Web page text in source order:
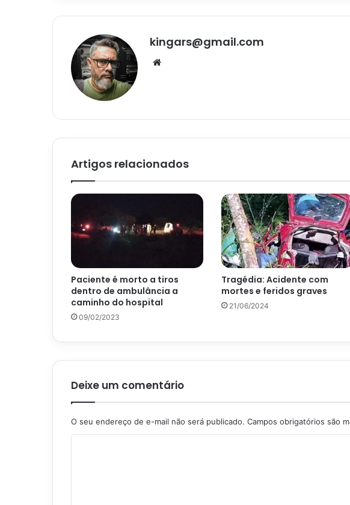
kingars@gmail.com
Artigos relacionados
Paciente é morto a tiros
dentro de ambulância a
caminho do hospital
09/02/2023
Tragédia: Acidente com
mortes e feridos graves
21/06/2024
Deixe um comentário
O seu endereço de e-mail não será publicado. Campos obrigatórios são